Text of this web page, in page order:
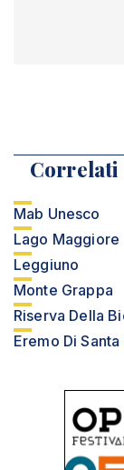
Correlati
Mab Unesco
Lago Maggiore
Leggiuno
Monte Grappa
Riserva Della
Eremo Di